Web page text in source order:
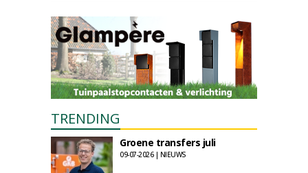
TRENDING
Groene transfers juli
09-07-2026 | NIEUWS